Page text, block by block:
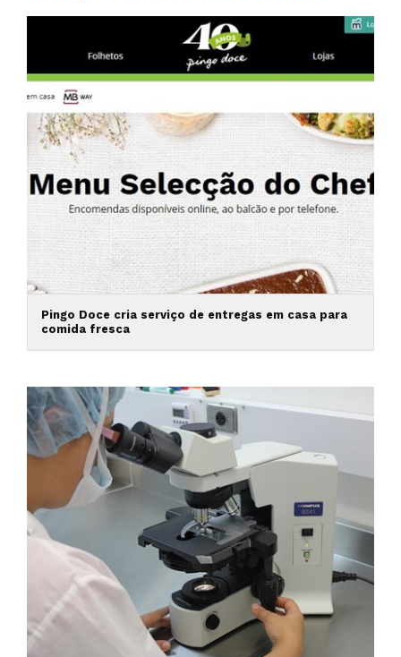
Pingo Doce cria serviço de entregas em casa para
comida fresca